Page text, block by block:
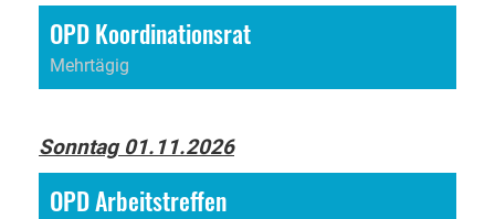
OPD Koordinationsrat
Mehrtägig
Sonntag 01.11.2026
OPD Arbeitstreffen